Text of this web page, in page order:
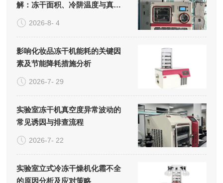
解：冻干面积、冷阱温度与真空
系统的成本构成
2026-8- 4
影响化妆品冻干机能耗的关键因
素及节能降耗措施分析
2026-7- 29
实验室冻干机真空度异常波动的
常见诱因与排查流程
2026-7- 22
实验室立式冷冻干燥机化霜不全
的原因分析及应对策略